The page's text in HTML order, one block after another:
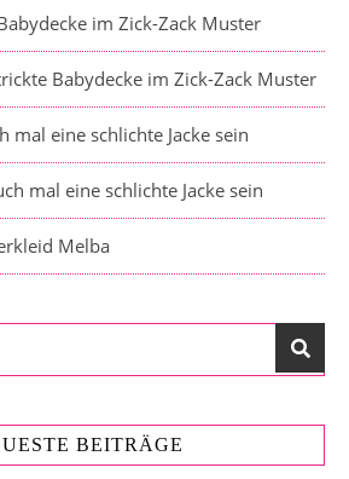
im Zick-Zack Muster
Babydecke im Zick-Zack Muster
mal eine schlichte Jacke sein
mal eine schlichte Jacke sein
Melba
BEITRÄGE